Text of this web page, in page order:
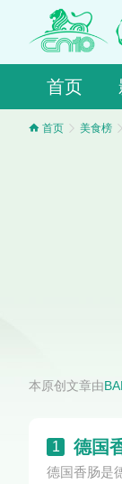
首页
首页 美食榜
本原创文章由
1 德国
德国香肠是